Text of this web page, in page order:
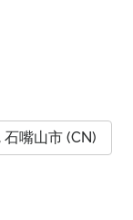
嘴山市 (CN)